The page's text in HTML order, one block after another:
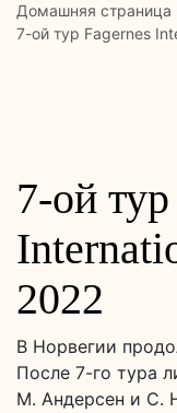
Домашняя страница
7-ой тур Fagernes
7-ой
2022
В Норвегии
После 7-го тура
М. Андерсен и С.